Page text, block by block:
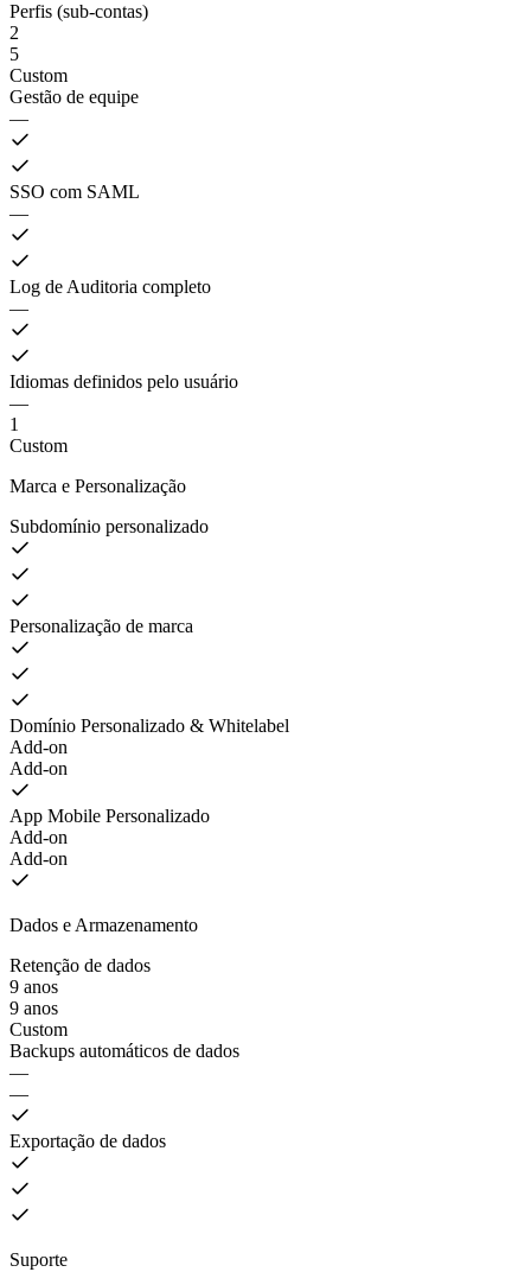
Perfis (sub-contas)
2
5
Custom
Gestão de equipe
—
SSO com SAML
—
Log de Auditoria completo
—
Idiomas definidos pelo usuário
—
1
Custom
Marca e Personalização
Subdomínio personalizado
Personalização de marca
Domínio Personalizado & Whitelabel
Add-on
Add-on
App Mobile Personalizado
Add-on
Add-on
Dados e Armazenamento
Retenção de dados
9 anos
9 anos
Custom
Backups automáticos de dados
—
—
Exportação de dados
Suporte